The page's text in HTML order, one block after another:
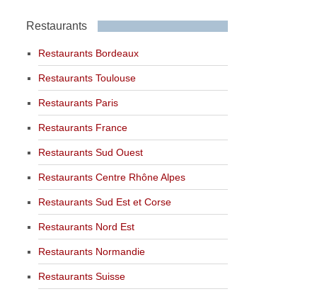
Restaurants
Restaurants Bordeaux
Restaurants Toulouse
Restaurants Paris
Restaurants France
Restaurants Sud Ouest
Restaurants Centre Rhône Alpes
Restaurants Sud Est et Corse
Restaurants Nord Est
Restaurants Normandie
Restaurants Suisse